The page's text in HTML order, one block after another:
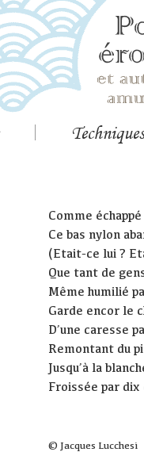
Techniques
Comme
Ce bas nylon
(Etait-ce lui ?
Que tant de
Même humilié
Garde encor le
D’une caresse
Remontant du
Jusqu’à la
Froissée par
© Jacques Lucchesi